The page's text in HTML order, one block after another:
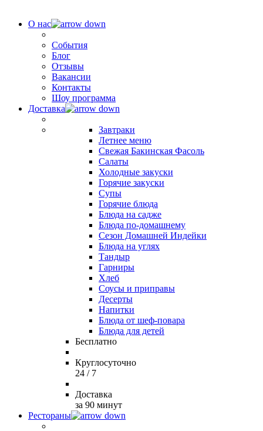
О нас
События
Блог
Отзывы
Вакансии
Контакты
Шоу программа
Доставка
Завтраки
Летнее меню
Свежая Бакинская Фасоль
Салаты
Холодные закуски
Горячие закуски
Супы
Горячие блюда
Блюда на садже
Блюда по-домашнему
Сезон Домашней Индейки
Блюда на углях
Тандыр
Гарниры
Хлеб
Соусы и приправы
Десерты
Напитки
Блюда от шеф-повара
Блюда для детей
Бесплатно
Круглосуточно
24 / 7
Доставка
за 90 минут
Рестораны